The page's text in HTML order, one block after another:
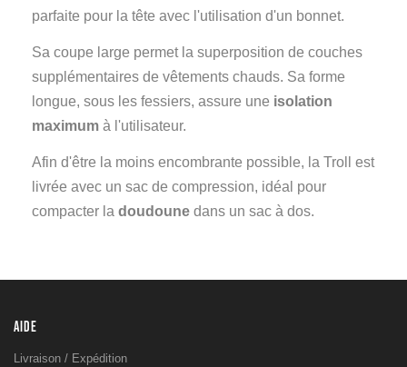
parfaite pour la tête avec l'utilisation d'un bonnet.
Sa coupe large permet la superposition de couches
supplémentaires de vêtements chauds. Sa forme
longue, sous les fessiers, assure une isolation
maximum à l'utilisateur.
Afin d'être la moins encombrante possible, la Troll est
livrée avec un sac de compression, idéal pour
compacter la doudoune dans un sac à dos.
AIDE
Livraison / Expédition